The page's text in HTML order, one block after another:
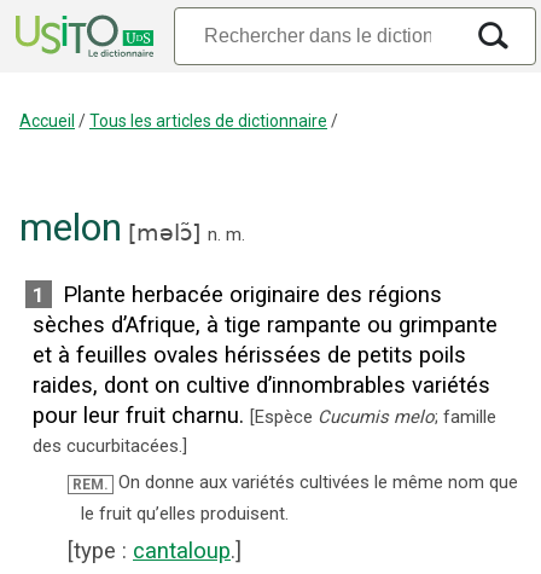
Accueil /Tous les articles de dictionnaire /
melon [məlɔ̃] n. m.
1
Plante herbacée originaire des régions
sèches d’Afrique, à tige rampante ou grimpante
et à feuilles ovales hérissées de petits poils
raides, dont on cultive d’innombrables variétés
pour leur fruit charnu. [Espèce Cucumis melo; famille
des cucurbitacées.]
REM.
On donne aux variétés cultivées le même nom que
le fruit qu’elles produisent.
[type : cantaloup.]